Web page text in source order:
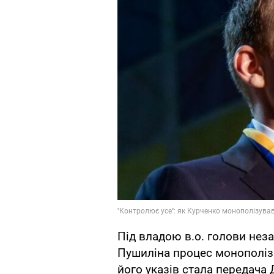
Під владою в.о. голови
Пушиліна процес
його указів стала